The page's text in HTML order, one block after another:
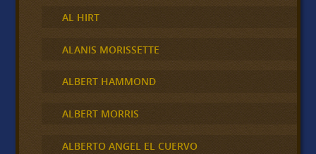
AL HIRT
ALANIS MORISSETTE
ALBERT HAMMOND
ALBERT MORRIS
ALBERTO ANGEL EL CUERVO